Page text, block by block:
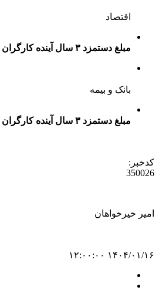
اقتصاد
مبلغ دستمزد ۳ سال آینده کارگران رسما مشخص شد
بانک و بیمه
مبلغ دستمزد ۳ سال آینده کارگران رسما مشخص شد
کدخبر:
350026
امیر خیرخواهان
۱۴۰۴/۰۱/۱۶ ۱۲:۰۰:۰۰